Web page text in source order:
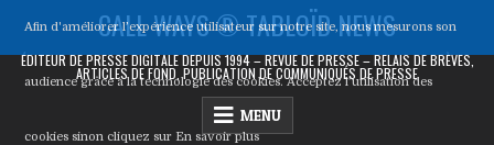
content
CALL WAYS ® TABLOÏD NEWS
ÉDITEUR DE PRESSE DIGITALE DEPUIS 1994 – REVUE DE PRESSE – RELAIS DE BRÈVES,
ARTICLES DE FOND, PUBLICATION DE COMMUNIQUÉS DE PRESSE
MENU
Afin d'améliorer l’expérience utilisateur sur notre site, nous mesurons son
audience grâce à la technologie des cookies. Acceptez l’utilisation des
cookies sinon cliquez sur En savoir plus